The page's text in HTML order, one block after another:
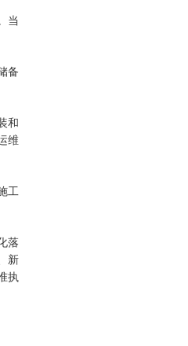
当
备
和
维
工
落
新
执